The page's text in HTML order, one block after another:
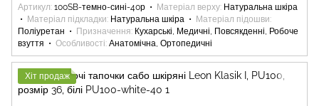
Артикул 100SB-темно-сині-40р Матеріал верху Натуральна шкіра
Матеріал підкладки Натуральна шкіра
Матеріал підошви
Поліуретан
Призначення Кухарські, Медичні, Повсякденні, Робоче
взуття
Особливості Анатомічна, Ортопедичні
Хіт продаж